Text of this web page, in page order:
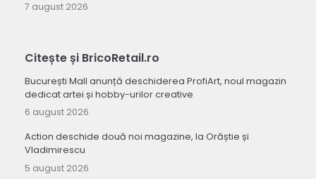
7 august 2026
Citește și BricoRetail.ro
București Mall anunță deschiderea ProfiArt, noul magazin
dedicat artei și hobby-urilor creative
6 august 2026
Action deschide două noi magazine, la Orăștie și
Vladimirescu
5 august 2026